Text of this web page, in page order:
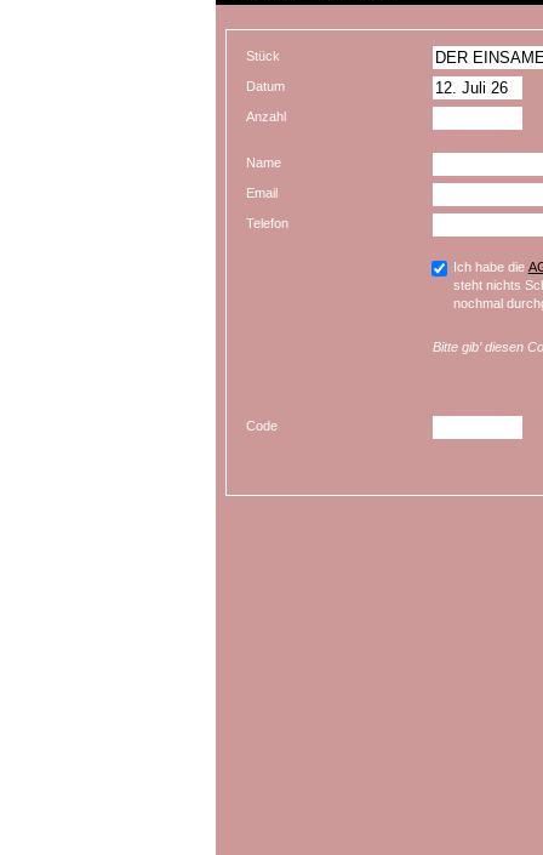
Stück
Datum
Anzahl
Name
Email
Telefon
Ich habe die
steht nichts
nochmal
Bitte gib’ diesen
Code